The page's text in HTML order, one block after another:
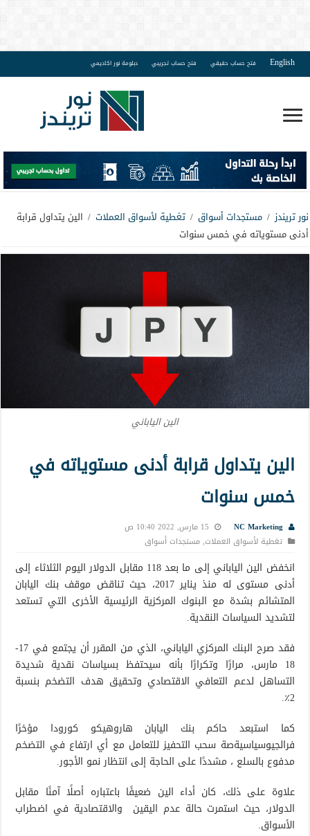
English فتح حساب حقيقي فتح حساب تجريبي دبلومة نور اكاديمي
نور تريندز / مستجدات أسواق / تغطية لأسواق العملات / الين يتداول قرابة
أدنى مستوياته في خمس سنوات
الين الياباني
الين يتداول قرابة أدنى مستوياته في
خمس سنوات
NC Marketing
15 مارس, 2022 10:40 ص
تغطية لأسواق العملات,مستجدات أسواق
انخفض الين الياباني إلى ما بعد 118 مقابل الدولار اليوم الثلاثاء إلى
أدنى مستوى له منذ يناير 2017، حيث تناقض موقف بنك اليابان
المتشائم بشدة مع البنوك المركزية الرئيسية الأخرى التي تستعد
لتشديد السياسات النقدية.
فقد صرح البنك المركزي الياباني، الذي من المقرر أن يجتمع في 17-
18 مارس، مرارًا وتكرارًا بأنه سيحتفظ بسياسات نقدية شديدة
التساهل لدعم التعافي الاقتصادي وتحقيق هدف التضخم بنسبة
2٪.
كما استبعد حاكم بنك اليابان هاروهيكو كورودا مؤخرًا
فرالجيوسياسيةصة سحب التحفيز للتعامل مع أي ارتفاع في التضخم
مدفوع بالسلع ، مشددًا على الحاجة إلى انتظار نمو الأجور.
علاوة على ذلك، كان أداء الين ضعيفًا باعتباره أصلًا آمنًا مقابل
الدولار، حيث استمرت حالة عدم اليقين والاقتصادية في اضطراب
الأسواق.